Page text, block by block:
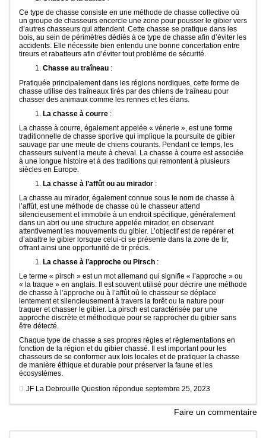
Ce type de chasse consiste en une méthode de chasse collective où
un groupe de chasseurs encercle une zone pour pousser le gibier vers
d’autres chasseurs qui attendent. Cette chasse se pratique dans les
bois, au sein de périmètres dédiés à ce type de chasse afin d’éviter les
accidents. Elle nécessite bien entendu une bonne concertation entre
tireurs et rabatteurs afin d’éviter tout problème de sécurité.
Chasse au traîneau :
Pratiquée principalement dans les régions nordiques, cette forme de
chasse utilise des traîneaux tirés par des chiens de traîneau pour
chasser des animaux comme les rennes et les élans.
La chasse à courre :
La chasse à courre, également appelée « vénerie », est une forme
traditionnelle de chasse sportive qui implique la poursuite de gibier
sauvage par une meute de chiens courants. Pendant ce temps, les
chasseurs suivent la meute à cheval. La chasse à courre est associée
à une longue histoire et à des traditions qui remontent à plusieurs
siècles en Europe.
La chasse à l’affût ou au mirador :
La chasse au mirador, également connue sous le nom de chasse à
l’affût, est une méthode de chasse où le chasseur attend
silencieusement et immobile à un endroit spécifique, généralement
dans un abri ou une structure appelée mirador, en observant
attentivement les mouvements du gibier. L’objectif est de repérer et
d’abattre le gibier lorsque celui-ci se présente dans la zone de tir,
offrant ainsi une opportunité de tir précis.
La chasse à l’approche ou Pirsch :
Le terme « pirsch » est un mot allemand qui signifie « l’approche » ou
« la traque » en anglais. Il est souvent utilisé pour décrire une méthode
de chasse à l’approche ou à l’affût où le chasseur se déplace
lentement et silencieusement à travers la forêt ou la nature pour
traquer et chasser le gibier. La pirsch est caractérisée par une
approche discrète et méthodique pour se rapprocher du gibier sans
être détecté.
Chaque type de chasse a ses propres règles et réglementations en
fonction de la région et du gibier chassé. Il est important pour les
chasseurs de se conformer aux lois locales et de pratiquer la chasse
de manière éthique et durable pour préserver la faune et les
écosystèmes.
JF La Debrouille Question répondue septembre 25, 2023
Faire un commentaire